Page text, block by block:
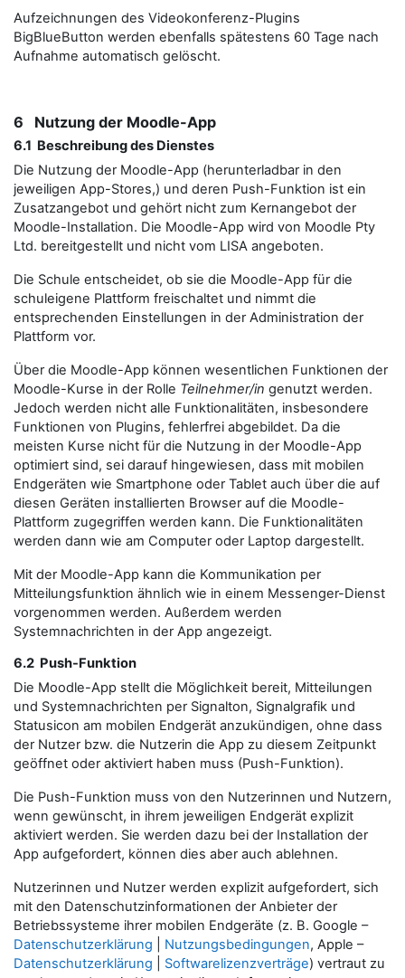
Aufzeichnungen des Videokonferenz-Plugins
BigBlueButton werden ebenfalls spätestens 60 Tage nach
Aufnahme automatisch gelöscht.
6 Nutzung der Moodle-App
6.1 Beschreibung des Dienstes
Die Nutzung der Moodle-App (herunterladbar in den
jeweiligen App-Stores,) und deren Push-Funktion ist ein
Zusatzangebot und gehört nicht zum Kernangebot der
Moodle-Installation. Die Moodle-App wird von Moodle Pty
Ltd. bereitgestellt und nicht vom LISA angeboten.
Die Schule entscheidet, ob sie die Moodle-App für die
schuleigene Plattform freischaltet und nimmt die
entsprechenden Einstellungen in der Administration der
Plattform vor.
Über die Moodle-App können wesentlichen Funktionen der
Moodle-Kurse in der Rolle Teilnehmer/in genutzt werden.
Jedoch werden nicht alle Funktionalitäten, insbesondere
Funktionen von Plugins, fehlerfrei abgebildet. Da die
meisten Kurse nicht für die Nutzung in der Moodle-App
optimiert sind, sei darauf hingewiesen, dass mit mobilen
Endgeräten wie Smartphone oder Tablet auch über die auf
diesen Geräten installierten Browser auf die Moodle-
Plattform zugegriffen werden kann. Die Funktionalitäten
werden dann wie am Computer oder Laptop dargestellt.
Mit der Moodle-App kann die Kommunikation per
Mitteilungsfunktion ähnlich wie in einem Messenger-Dienst
vorgenommen werden. Außerdem werden
Systemnachrichten in der App angezeigt.
6.2 Push-Funktion
Die Moodle-App stellt die Möglichkeit bereit, Mitteilungen
und Systemnachrichten per Signalton, Signalgrafik und
Statusicon am mobilen Endgerät anzukündigen, ohne dass
der Nutzer bzw. die Nutzerin die App zu diesem Zeitpunkt
geöffnet oder aktiviert haben muss (Push-Funktion).
Die Push-Funktion muss von den Nutzerinnen und Nutzern,
wenn gewünscht, in ihrem jeweiligen Endgerät explizit
aktiviert werden. Sie werden dazu bei der Installation der
App aufgefordert, können dies aber auch ablehnen.
Nutzerinnen und Nutzer werden explizit aufgefordert, sich
mit den Datenschutzinformationen der Anbieter der
Betriebssysteme ihrer mobilen Endgeräte (z. B. Google –
Datenschutzerklärung
Nutzungsbedingungen, Apple –
Datenschutzerklärung
Softwarelizenzverträge) vertraut zu